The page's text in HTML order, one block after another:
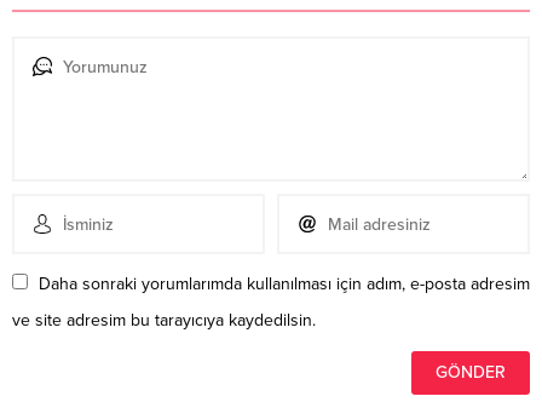
Daha sonraki yorumlarımda kullanılması için adım, e-posta adresim
ve site adresim bu tarayıcıya kaydedilsin.